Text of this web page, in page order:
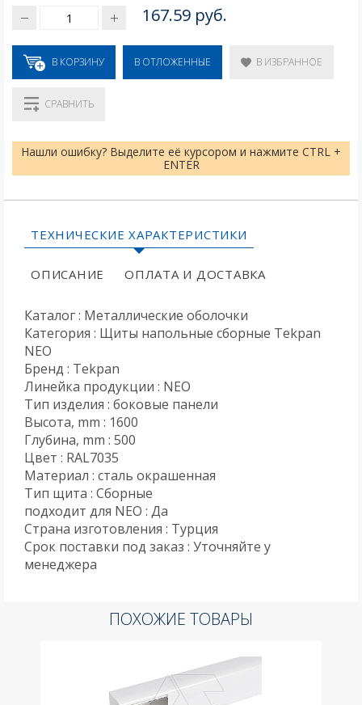
167.59 руб.
В КОРЗИНУ В ОТЛОЖЕННЫЕ В ИЗБРАННОЕ
СРАВНИТЬ
Нашли ошибку? Выделите её курсором и нажмите CTRL +
ENTER
ТЕХНИЧЕСКИЕ ХАРАКТЕРИСТИКИ
ОПИСАНИЕ ОПЛАТА И ДОСТАВКА
Каталог : Металлические оболочки
Категория : Щиты напольные сборные Tekpan
NEO
Бренд : Tekpan
Линейка продукции : NEO
Тип изделия : боковые панели
Высота, mm : 1600
Глубина, mm : 500
Цвет : RAL7035
Материал : сталь окрашенная
Тип щита : Сборные
подходит для NEO : Да
Страна изготовления : Турция
Срок поставки под заказ : Уточняйте у
менеджера
ПОХОЖИЕ ТОВАРЫ